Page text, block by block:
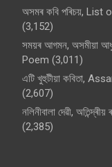
অসমৰ কবি পৰিচয়,
(3,152)
সময়ৰ আগমন, অসমীয়া
Poem (3,011)
এটি খুহুটীয়া কবিতা,
(2,607)
নলিনীবালা দেৱী,
(2,385)